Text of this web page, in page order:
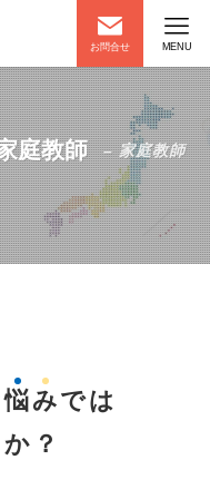
お問合せ MENU
庭教師
– 家庭教師
悩みでは
？